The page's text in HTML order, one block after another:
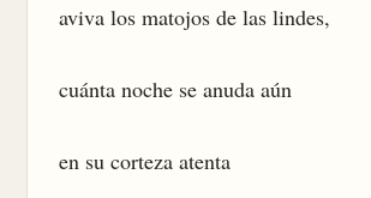
aviva los matojos de las lindes,
cuánta noche se anuda aún
en su corteza atenta